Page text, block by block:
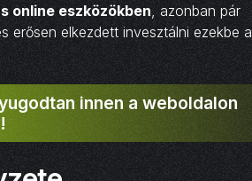
online eszközökben , azonban pár
erősen elkezdett invesztálni ezekbe a
innen a weboldalon